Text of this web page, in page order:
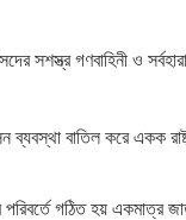
গণবাহিনী ও সর্বহারা
ব্যবস্থা বাতিল করে একক
গঠিত হয় একমাত্র